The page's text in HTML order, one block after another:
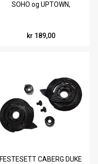
SOHO og UPTOWN,
kr 189,00
FESTESETT CABERG DUKE